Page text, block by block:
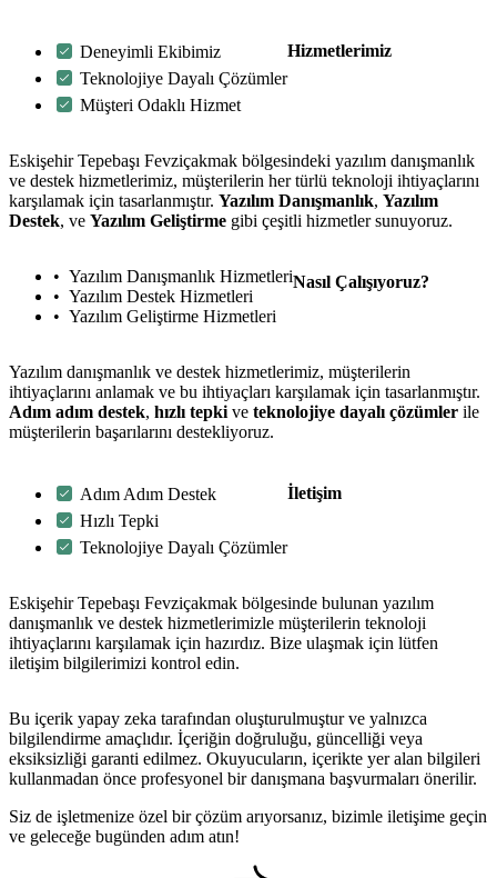
İletişim English
Deneyimli Ekibimiz
Teknolojiye Dayalı Çözümler
Müşteri Odaklı Hizmet
Hizmetlerimiz
Eskişehir Tepebaşı Fevziçakmak bölgesindeki yazılım danışmanlık
ve destek hizmetlerimiz, müşterilerin her türlü teknoloji ihtiyaçlarını
karşılamak için tasarlanmıştır. Yazılım Danışmanlık, Yazılım
Destek, ve Yazılım Geliştirme gibi çeşitli hizmetler sunuyoruz.
Yazılım Danışmanlık Hizmetleri
Yazılım Destek Hizmetleri
Yazılım Geliştirme Hizmetleri
Nasıl Çalışıyoruz?
Yazılım danışmanlık ve destek hizmetlerimiz, müşterilerin
ihtiyaçlarını anlamak ve bu ihtiyaçları karşılamak için tasarlanmıştır.
Adım adım destek, hızlı tepki ve teknolojiye dayalı çözümler ile
müşterilerin başarılarını destekliyoruz.
Adım Adım Destek
Hızlı Tepki
Teknolojiye Dayalı Çözümler
İletişim
Eskişehir Tepebaşı Fevziçakmak bölgesinde bulunan yazılım
danışmanlık ve destek hizmetlerimizle müşterilerin teknoloji
ihtiyaçlarını karşılamak için hazırdız. Bize ulaşmak için lütfen
iletişim bilgilerimizi kontrol edin.
Bu içerik yapay zeka tarafından oluşturulmuştur ve yalnızca
bilgilendirme amaçlıdır. İçeriğin doğruluğu, güncelliği veya
eksiksizliği garanti edilmez. Okuyucuların, içerikte yer alan bilgileri
kullanmadan önce profesyonel bir danışmana başvurmaları önerilir.
Siz de işletmenize özel bir çözüm arıyorsanız, bizimle iletişime geçin
ve geleceğe bugünden adım atın!